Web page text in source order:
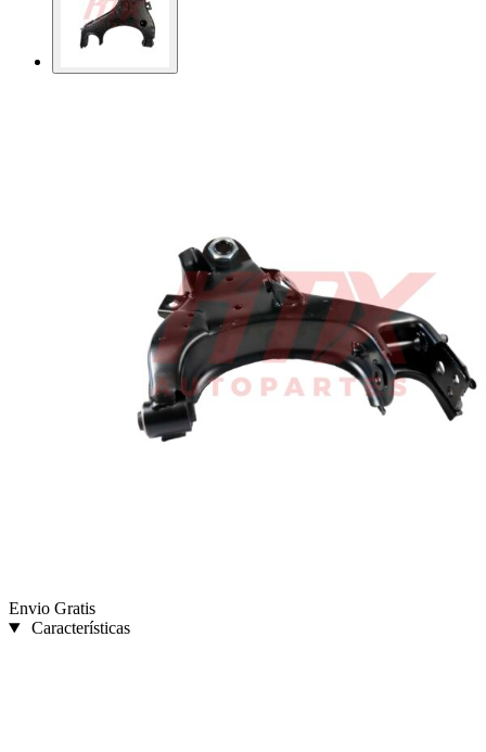
Envio Gratis
Características